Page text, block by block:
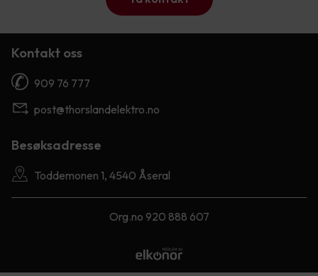
Kontakt oss
909 76 777
post@thorslandelektro.no
Besøksadresse
Toddemonen 1, 4540 Åseral
Org.no 920 888 607